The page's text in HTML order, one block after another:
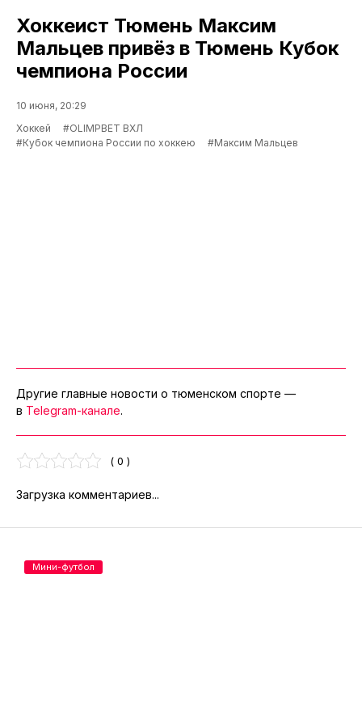
Хоккеист Тюмень Максим
Мальцев привёз в Тюмень Кубок
чемпиона России
10 июня, 20:29
Хоккей
#OLIMPBET ВХЛ
#Кубок чемпиона России по хоккею
#Максим Мальцев
Другие главные новости о тюменском спорте —
в Telegram-канале.
( 0 )
Загрузка комментариев...
Мини-футбол